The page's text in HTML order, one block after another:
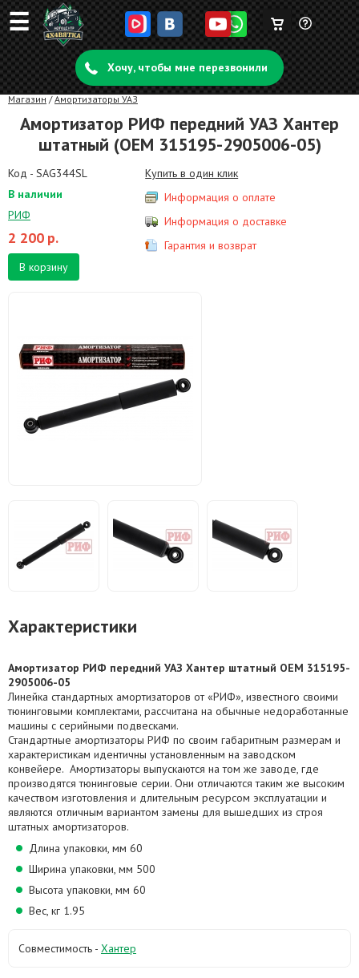
☰ Задать
вопрос
Корзина
пуста
Хочу, чтобы мне перезвонили
Магазин /Амортизаторы УАЗ
Амортизатор РИФ передний УАЗ Хантер
штатный (OEM 315195-2905006-05)
Код - SAG344SL
В наличии
РИФ
2 200 р.
В корзину
Купить в один клик
Информация о оплате
Информация о доставке
Гарантия и возврат
Характеристики
Амортизатор РИФ передний УАЗ Хантер штатный OEM 315195-
2905006-05
Линейка стандартных амортизаторов от «РИФ», известного своими
тюнинговыми комплектами, рассчитана на обычные недоработанные
машины с серийными подвесками.
Стандартные амортизаторы РИФ по своим габаритным размерам и
характеристикам идентичны установленным на заводском
конвейере. Амортизаторы выпускаются на том же заводе, где
производятся тюнинговые серии. Они отличаются таким же высоким
качеством изготовления и длительным ресурсом эксплуатации и
являются отличным вариантом замены для вышедших из строя
штатных амортизаторов.
Длина упаковки, мм 60
Ширина упаковки, мм 500
Высота упаковки, мм 60
Вес, кг 1.95
Совместимость - Хантер